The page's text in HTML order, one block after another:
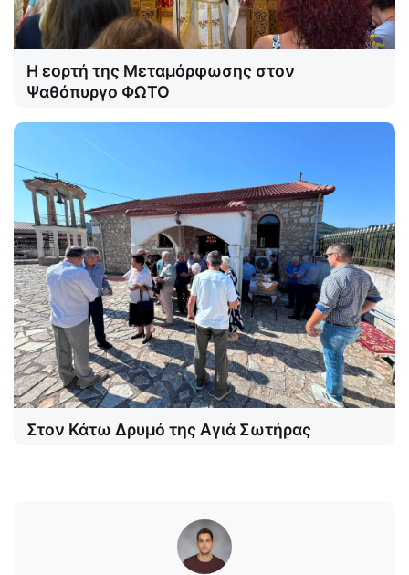
Η εορτή της Μεταμόρφωσης στον
Ψαθόπυργο ΦΩΤΟ
Στον Κάτω Δρυμό της Αγιά Σωτήρας